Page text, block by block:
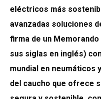
eléctricos más
avanzadas soluciones
firma de un
sus siglas en inglés)
mundial en neumáticos
del caucho que ofrece